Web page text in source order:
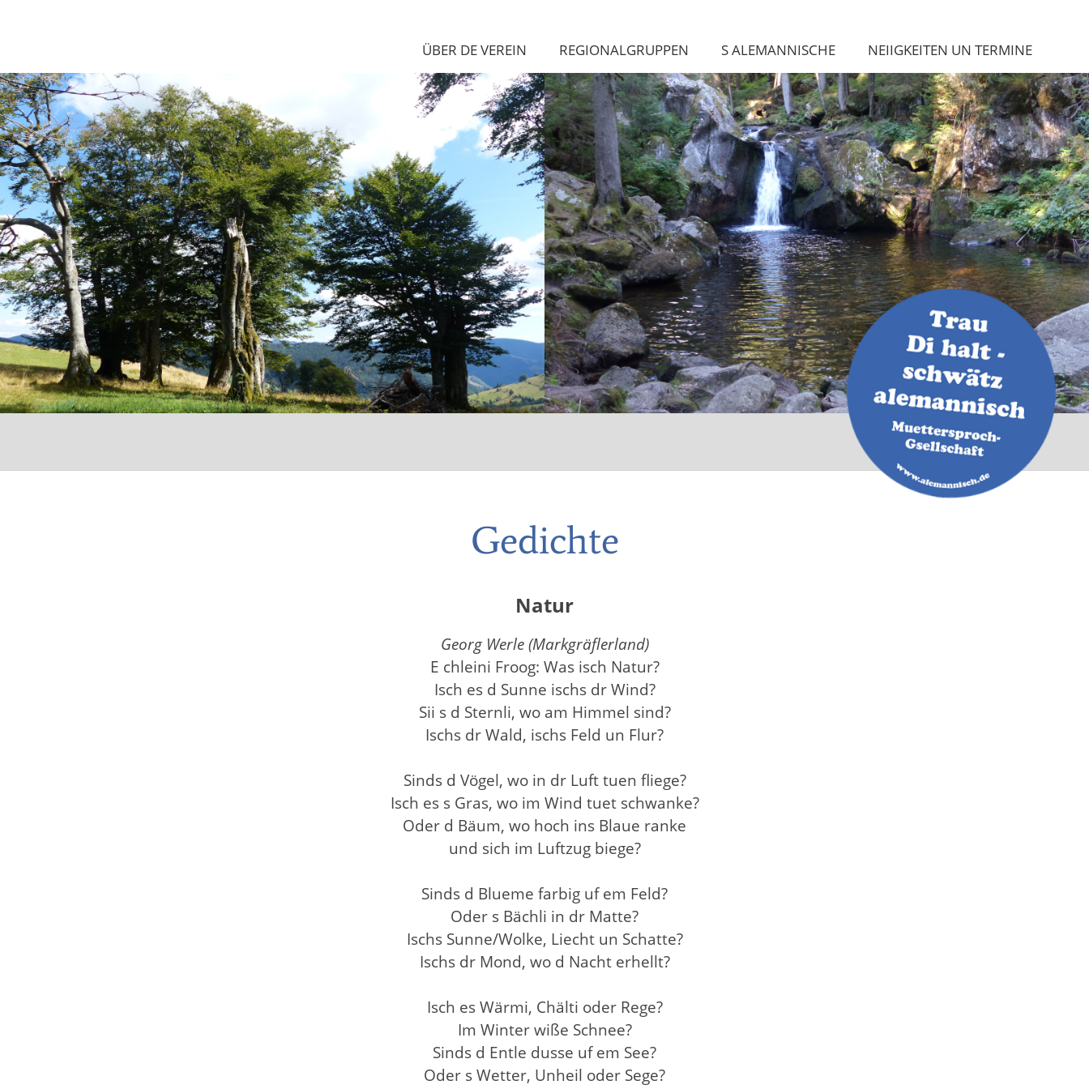
ÜBER DE VEREIN REGIONALGRUPPEN S ALEMANNISCHE NEIIGKEITEN UN TERMINE
Gedichte
Natur
Georg Werle (Markgräflerland)
E chleini Froog: Was isch Natur?
Isch es d Sunne ischs dr Wind?
Sii s d Sternli, wo am Himmel sind?
Ischs dr Wald, ischs Feld un Flur?
Sinds d Vögel, wo in dr Luft tuen fliege?
Isch es s Gras, wo im Wind tuet schwanke?
Oder d Bäum, wo hoch ins Blaue ranke
und sich im Luftzug biege?
Sinds d Blueme farbig uf em Feld?
Oder s Bächli in dr Matte?
Ischs Sunne/Wolke, Liecht un Schatte?
Ischs dr Mond, wo d Nacht erhellt?
Isch es Wärmi, Chälti oder Rege?
Im Winter wiße Schnee?
Sinds d Entle dusse uf em See?
Oder s Wetter, Unheil oder Sege?